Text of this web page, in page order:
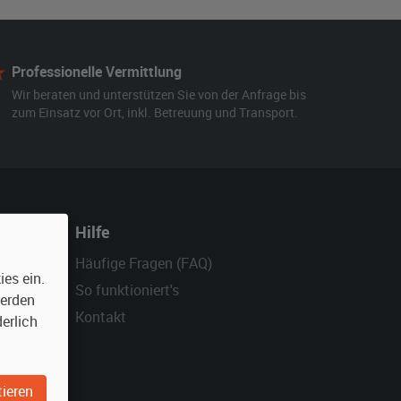
Professionelle Vermittlung
Wir beraten und unterstützen Sie von der Anfrage bis
zum Einsatz vor Ort, inkl. Betreuung und Transport.
Hilfe
Häufige Fragen (FAQ)
So funktioniert's
Kontakt
ein.